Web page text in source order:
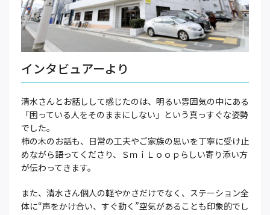
インタビュアーより
清水さんとお話しして感じたのは、明るい雰囲気の中にある
「困っている人をそのままにしない」という真っすぐな姿勢
でした。
柿の木のお話も、日常の工夫やご家族の思いを丁寧に受け止
めながら語ってくださり、ＳｍｉＬｏｏｐらしい寄り添い方
が伝わってきます。
また、清水さん個人の軽やかさだけでなく、ステーション全
体に“声をかけ合い、すぐ動く”空気があることも印象的でし